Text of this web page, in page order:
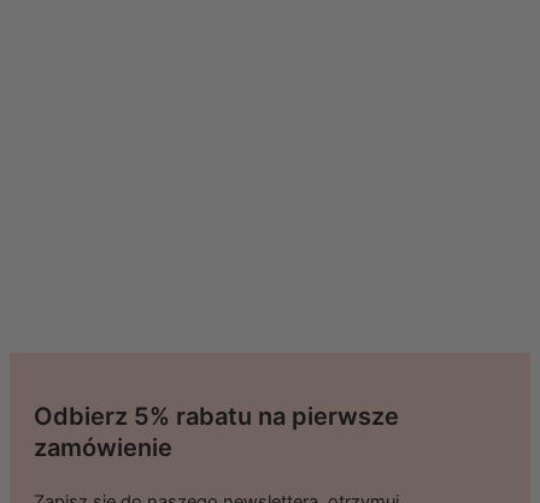
Odbierz 5% rabatu na pierwsze
zamówienie